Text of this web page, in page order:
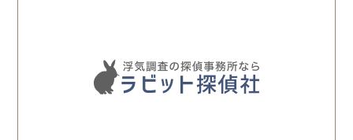
聞いて頂いたりと精神的に
も助かりました。 報告書や
調査の動画を見せてもらっ